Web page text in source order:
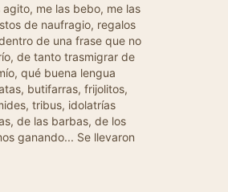
me las bebo, me las
de naufragio, regalos
de una frase que no
de tanto trasmigrar de
qué buena lengua
butifarras, frijolitos,
tribus, idolatrías
de las barbas, de los
ganando... Se llevaron